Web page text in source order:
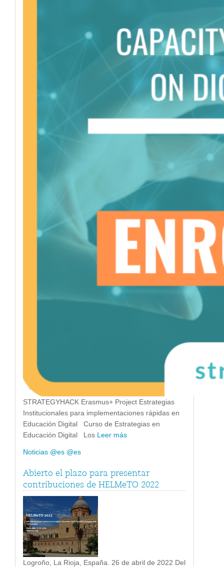
STRATEGYHACK Erasmus+ Project Estrategias
Institucionales para implementaciones rápidas en
Educación Digital Curso de Estrategias en
Educación Digital Los Leer más
Noticias @es @es
Abierto el plazo para presentar
contribuciones de HELMeTO 2022
Logroño, La Rioja, España. 26 de abril de 2022 Del